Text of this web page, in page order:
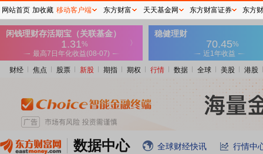
财经 焦点 股票 新股 期指 期权 行情 数据 全球 美股 港股
数据中心 全球财经快讯 行情中
网站首页 加收藏 移动客户端 东方财富 天天基金网 东方财富证券 东方